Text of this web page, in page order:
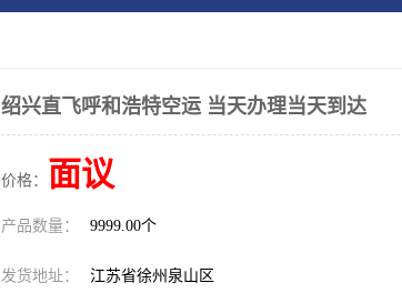
绍兴直飞呼和浩特空运 当天办理当天到达
价格： 面议
产品数量： 9999.00个
发货地址： 江苏省徐州泉山区